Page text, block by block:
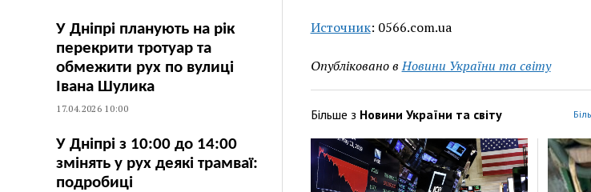
У Дніпрі планують на рік
перекрити тротуар та
обмежити рух по вулиці
Івана Шулика
17.04.2026 10:00
У Дніпрі з 10:00 до 14:00
змінять у рух деякі трамваї:
подробиці
Источник: 0566.com.ua
Опубліковано в Новини України та світу
Більше з Новини України та світу